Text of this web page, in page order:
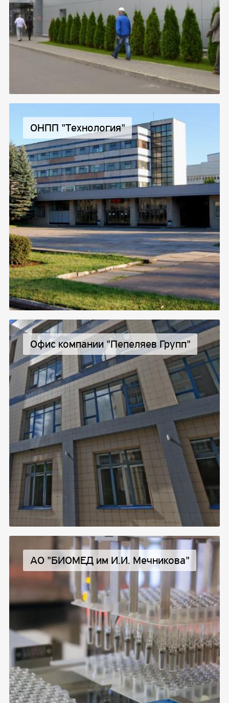
ОНПП "Технология"
Офис компании "Пепеляев Групп"
АО "БИОМЕД им И.И. Мечникова"